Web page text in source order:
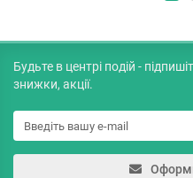
Будьте в центрі подій -
знижки, акції.